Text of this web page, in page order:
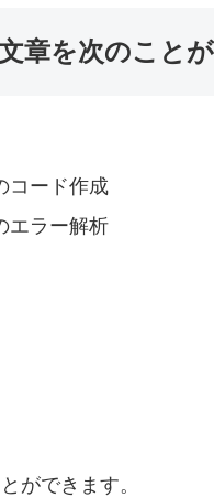
章を次のこと
コード作成
エラー解析
ができます。